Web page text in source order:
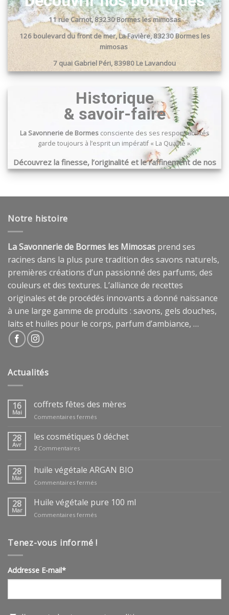
Les
options
peuvent
être
choisies
sur
la
produit
11 rue Carnot, 83230 Bormes les mimosas
126 boulevard du front de mer, La Favière, 83230 Bormes les
mimosas
7 quai Gabriel Péri, 83980 Le Lavandou
Historique
& savoir-faire
La Savonnerie de Bormesconsciente des ses responsabilités
garde toujours à l’esprit un impératif « La Qualité ».
Découvrez la finesse, l’originalité et le raffinement de nos
produits …
Notre histoire
La Savonnerie de Bormes les Mimosas prend ses
racines dans la plus pure tradition des savons naturels,
premières créations d’un passionné des parfums, des
couleurs et des textures. L’alliance de recettes
originales et de procédés innovants a donné naissance
à une large gamme de produits : savons, gels douches,
laits et huiles pour le corps, parfum d’ambiance, …
Actualités
16
Mai
coffrets fêtes des mères
Commentaires ferméssur
fêtes
des
28
Avr
les cosmétiques 0 déchet
2Commentaires
28
Mar
huile végétale ARGAN BIO
Commentaires ferméssur
végétale
ARGAN
BIO
28
Mar
Huile végétale pure 100 ml
Commentaires ferméssur
pure
Tenez-vous informé !
Addresse E-mail*